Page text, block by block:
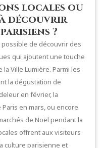
locales ou
découvrir
?
possible de découvrir des
qui ajoutent une touche
la Ville Lumière. Parmi les
la dégustation de
en février, la
en mars, ou encore
de Noël pendant la
offrent aux visiteurs
culture parisienne et